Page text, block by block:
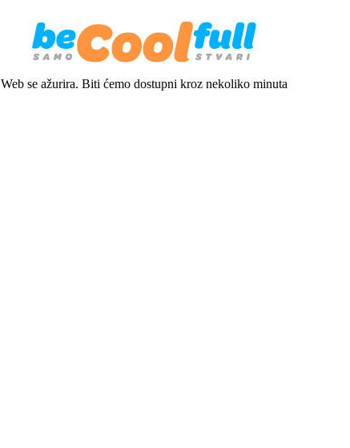
Web se ažurira. Biti ćemo dostupni kroz nekoliko minuta